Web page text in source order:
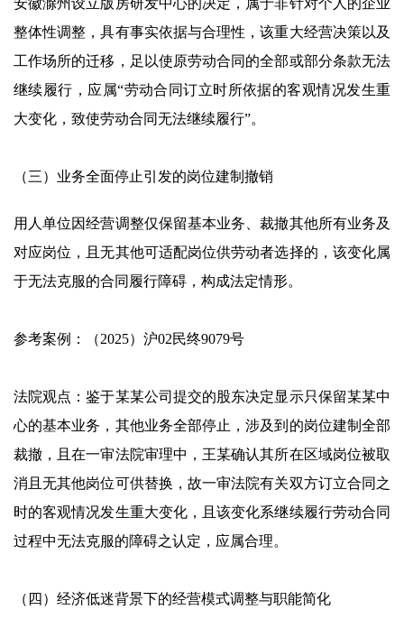
安徽滁州设立版房研发中心的决定，属于非针对个人的企业
整体性调整，具有事实依据与合理性，该重大经营决策以及
工作场所的迁移，足以使原劳动合同的全部或部分条款无法
继续履行，应属“劳动合同订立时所依据的客观情况发生重
大变化，致使劳动合同无法继续履行”。
（三）业务全面停止引发的岗位建制撤销
用人单位因经营调整仅保留基本业务、裁撤其他所有业务及
对应岗位，且无其他可适配岗位供劳动者选择的，该变化属
于无法克服的合同履行障碍，构成法定情形。
参考案例：（2025）沪02民终9079号
法院观点：鉴于某某公司提交的股东决定显示只保留某某中
心的基本业务，其他业务全部停止，涉及到的岗位建制全部
裁撤，且在一审法院审理中，王某确认其所在区域岗位被取
消且无其他岗位可供替换，故一审法院有关双方订立合同之
时的客观情况发生重大变化，且该变化系继续履行劳动合同
过程中无法克服的障碍之认定，应属合理。
（四）经济低迷背景下的经营模式调整与职能简化